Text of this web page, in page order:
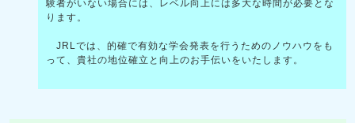
験者がいない場合には、レベル向上には多大な時間が必要とな
ります。
JRLでは、的確で有効な学会発表を行うためのノウハウをも
って、貴社の地位確立と向上のお手伝いをいたします。